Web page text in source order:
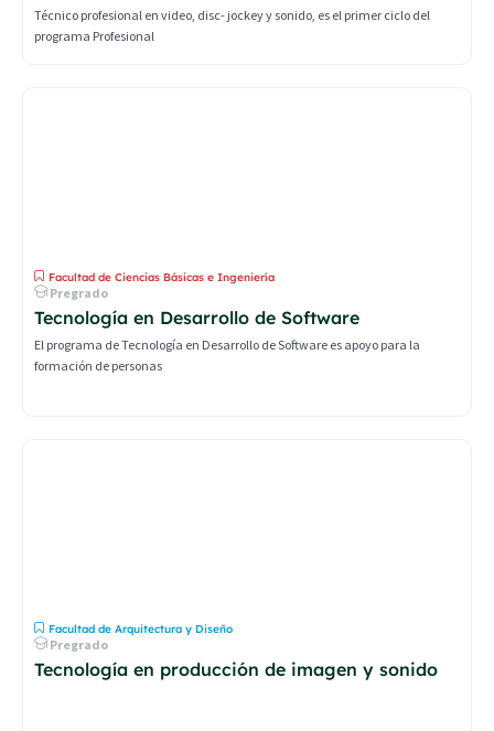
Técnico profesional en video, disc- jockey y sonido, es el primer ciclo del
programa Profesional
Facultad de Ciencias Básicas e Ingeniería
Pregrado
Tecnología en Desarrollo de Software
El programa de Tecnología en Desarrollo de Software es apoyo para la
formación de personas
Facultad de Arquitectura y Diseño
Pregrado
Tecnología en producción de imagen y sonido